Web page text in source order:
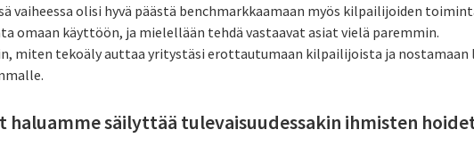
vaiheessa olisi hyvä päästä benchmarkkaamaan myös kilpailijoiden
omaan käyttöön, ja mielellään tehdä vastaavat asiat vielä paremmin.
miten tekoäly auttaa yritystäsi erottautumaan kilpailijoista ja
haluamme säilyttää tulevaisuudessakin ihmisten